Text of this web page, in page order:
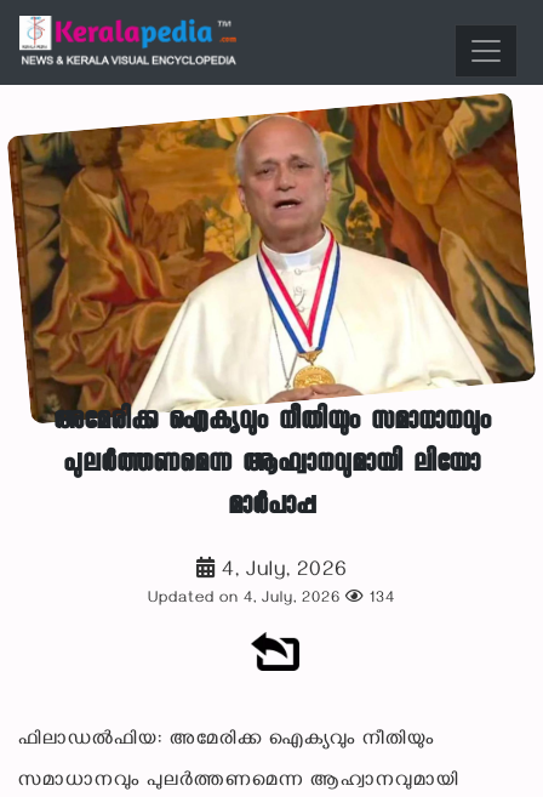
അമേരിക്ക ഐക്യവും നീതിയും സമാധാനവും
പുലര്‍ത്തണമെന്ന ആഹ്വാനവുമായി ലിയോ
മാര്‍പാപ്പ
4, July, 2026
Updated on 4, July, 2026 134
ഫിലാഡല്‍ഫിയ: അമേരിക്ക ഐക്യവും നീതിയും
സമാധാനവും പുലര്‍ത്തണമെന്ന ആഹ്വാനവുമായി